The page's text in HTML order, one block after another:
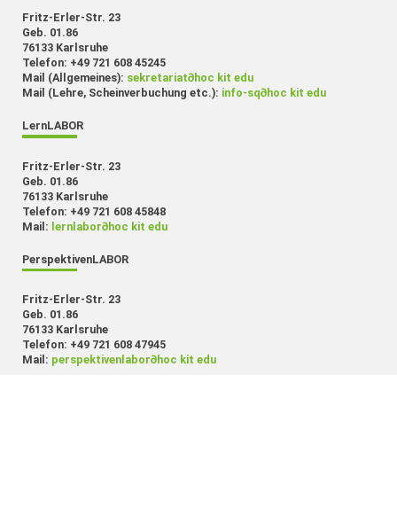
Fritz-Erler-Str. 23
Geb. 01.86
76133 Karlsruhe
Telefon: +49 721 608 45245
Mail (Allgemeines): sekretariat∂hoc kit edu
Mail (Lehre, Scheinverbuchung etc.): info-sq∂hoc kit edu
LernLABOR
Fritz-Erler-Str. 23
Geb. 01.86
76133 Karlsruhe
Telefon: +49 721 608 45848
Mail: lernlabor∂hoc kit edu
PerspektivenLABOR
Fritz-Erler-Str. 23
Geb. 01.86
76133 Karlsruhe
Telefon: +49 721 608 47945
Mail: perspektivenlabor∂hoc kit edu